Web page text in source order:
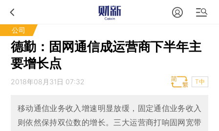
公司
德勤：固网通信成运营商下半年主
要增长点
2018年08月31日 07:32 T中
移动通信业务收入增速明显放缓，固定通信业务收入
则依然保持双位数的增长。三大运营商打响固网宽带